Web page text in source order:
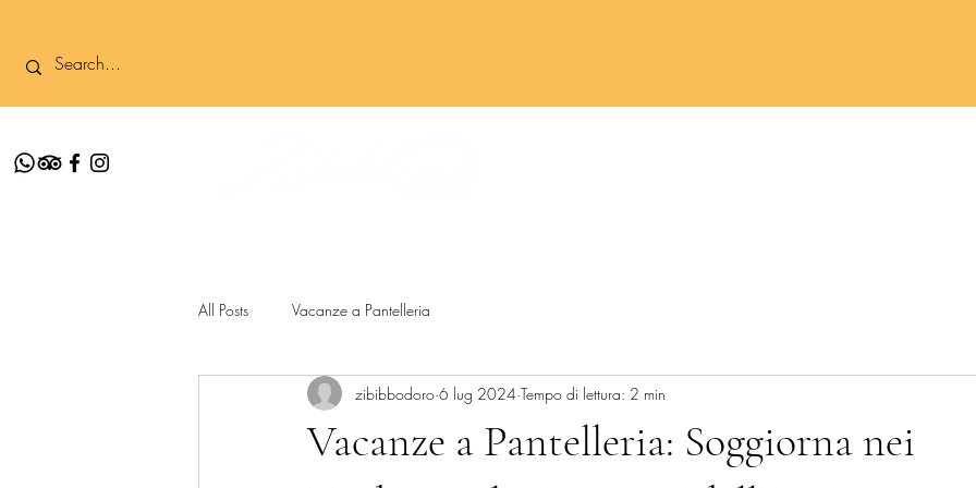
All Posts Vacanze a Pantelleria
Vacanze a Pantelleria: Soggiorna nei
zibibbodoro 6 lug 2024 Tempo di lettura: 2 min